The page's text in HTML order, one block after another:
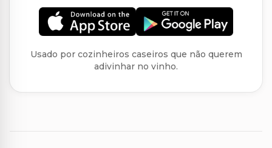
Usado por cozinheiros caseiros que não querem
adivinhar no vinho.